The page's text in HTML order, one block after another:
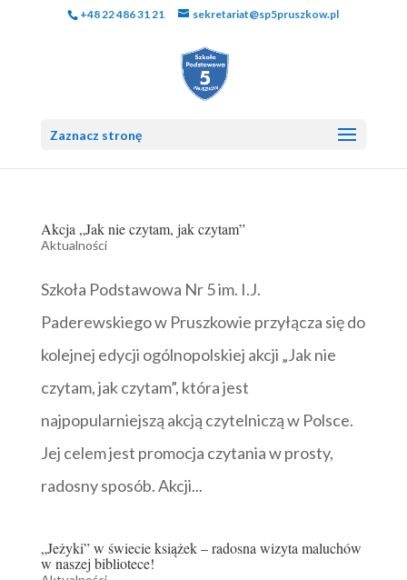
+48 22 486 31 21 sekretariat@sp5pruszkow.pl
Zaznacz stronę
Akcja „Jak nie czytam, jak czytam”
Aktualności
Szkoła Podstawowa Nr 5 im. I.J.
Paderewskiego w Pruszkowie przyłącza się do
kolejnej edycji ogólnopolskiej akcji „Jak nie
czytam, jak czytam”, która jest
najpopularniejszą akcją czytelniczą w Polsce.
Jej celem jest promocja czytania w prosty,
radosny sposób. Akcji...
„Jeżyki” w świecie książek – radosna wizyta maluchów
w naszej bibliotece!